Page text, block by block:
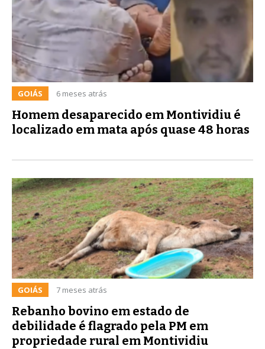
GOIÁS 6 meses atrás
Homem desaparecido em Montividiu é
localizado em mata após quase 48 horas
GOIÁS 7 meses atrás
Rebanho bovino em estado de
debilidade é flagrado pela PM em
propriedade rural em Montividiu